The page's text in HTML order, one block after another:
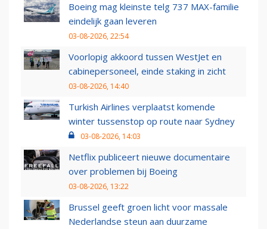
Boeing mag kleinste telg 737 MAX-familie
eindelijk gaan leveren
03-08-2026, 22:54
Voorlopig akkoord tussen WestJet en
cabinepersoneel, einde staking in zicht
03-08-2026, 14:40
Turkish Airlines verplaatst komende
winter tussenstop op route naar Sydney
03-08-2026, 14:03
Netflix publiceert nieuwe documentaire
over problemen bij Boeing
03-08-2026, 13:22
Brussel geeft groen licht voor massale
Nederlandse steun aan duurzame